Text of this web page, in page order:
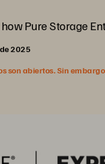
Pure Storage
2025
son abiertos. Sin